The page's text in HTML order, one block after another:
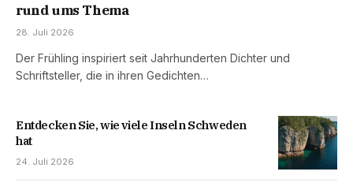
rund ums Thema
28. Juli 2026
Der Frühling inspiriert seit Jahrhunderten Dichter und
Schriftsteller, die in ihren Gedichten…
Entdecken Sie, wie viele Inseln Schweden
hat
24. Juli 2026